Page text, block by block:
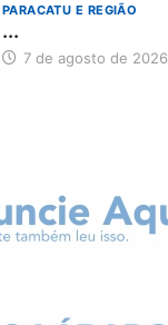
PARACATU E REGIÃO
...
7 de agosto de 2026